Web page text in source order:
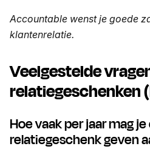
Accountable wenst je goede
klantenrelatie.
Veelgestelde
relatiegeschenken
Hoe vaak per jaar mag
relatiegeschenk geven